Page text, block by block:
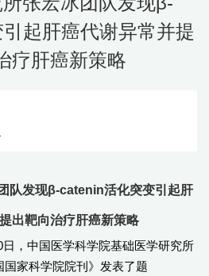
起肝癌代谢异常并提
疗肝癌新策略
队发现β-catenin活化突变引起肝
出靶向治疗肝癌新策略
，中国医学科学院基础医学研究所
家科学院院刊》发表了题